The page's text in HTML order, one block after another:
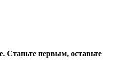
Станьте первым, оставьте